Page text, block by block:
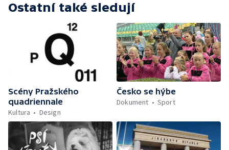
Ostatní také sledují
Scény Pražského
quadriennale
Kultura
Design
Česko se hýbe
Dokument
Sport